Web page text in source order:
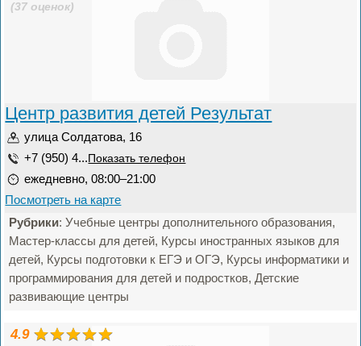
(37 оценок)
Центр развития детей Результат
улица Солдатова, 16
+7 (950) 4... Показать телефон
ежедневно, 08:00–21:00
Посмотреть на карте
Рубрики: Учебные центры дополнительного образования,
Мастер-классы для детей, Курсы иностранных языков для
детей, Курсы подготовки к ЕГЭ и ОГЭ, Курсы информатики и
программирования для детей и подростков, Детские
развивающие центры
4.9